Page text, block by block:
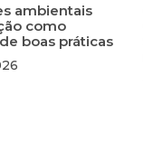
ambientais
como
boas práticas